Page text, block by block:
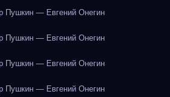
Пушкин — Евгений Онегин
Пушкин — Евгений Онегин
Пушкин — Евгений Онегин
Пушкин — Евгений Онегин